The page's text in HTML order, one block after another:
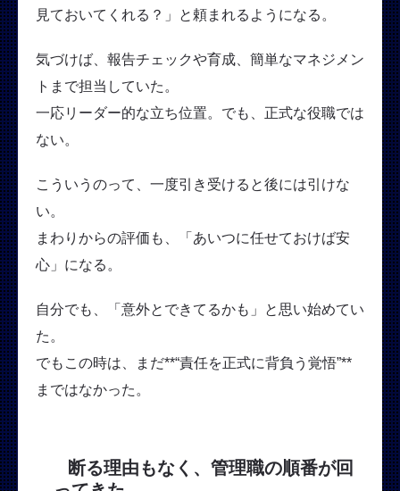
見ておいてくれる？」と頼まれるようになる。
気づけば、報告チェックや育成、簡単なマネジメン
トまで担当していた。
一応リーダー的な立ち位置。でも、正式な役職では
ない。
こういうのって、一度引き受けると後には引けな
い。
まわりからの評価も、「あいつに任せておけば安
心」になる。
自分でも、「意外とできてるかも」と思い始めてい
た。
でもこの時は、まだ**“責任を正式に背負う覚悟”**
まではなかった。
断る理由もなく、管理職の順番が回